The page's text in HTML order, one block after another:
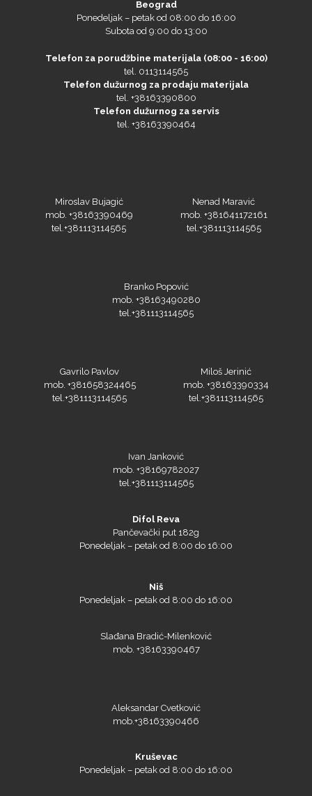
Beograd
Ponedeljak – petak od 08:00 do 16:00
Subota od 9:00 do 13:00
Telefon za porudžbine materijala (08:00 - 16:00)
tel. 0113114565
Telefon dužurnog za prodaju materijala
tel. +38163390800
Telefon dužurnog za servis
tel. +38163390464
Miroslav Bujagić
mob. +38163390469
tel.+381113114565
Nenad Maravić
mob. +381641172161
tel.+381113114565
Branko Popović
mob. +38163490280
tel.+381113114565
Gavrilo Pavlov
mob. +381658324465
tel.+381113114565
Miloš Jerinić
mob. +38163390334
tel.+381113114565
Ivan Janković
mob. +38169782027
tel.+381113114565
Difol Reva
Pančevački put 182g
Ponedeljak – petak od 8:00 do 16:00
Niš
Ponedeljak – petak od 8:00 do 16:00
Slađana Bradić-Milenković
mob. +38163390467
Aleksandar Cvetković
mob.+38163390466
Kruševac
Ponedeljak – petak od 8:00 do 16:00